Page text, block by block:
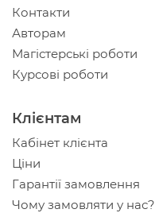
Контакти
Авторам
Магістерські роботи
Курсові роботи
Клієнтам
Кабінет клієнта
Ціни
Гарантії замовлення
Чому замовляти у нас?